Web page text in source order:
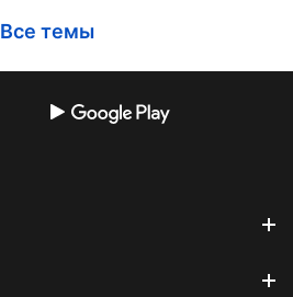
Все темы